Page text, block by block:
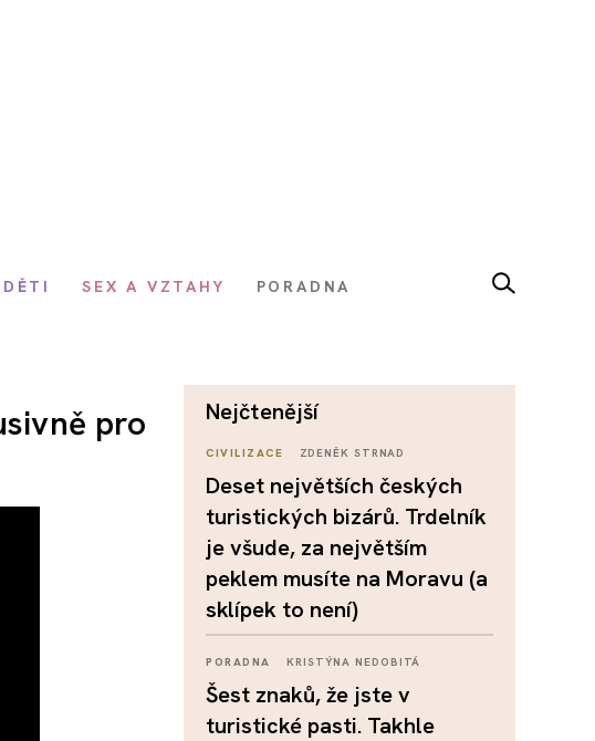
SEX A VZTAHY PORADNA
pro
nejčtenější
CIVILIZACE ZDENĚK STRNAD
Deset největších českých
turistických bizárů. Trdelník
je všude, za největším
peklem musíte na Moravu (a
sklípek to není)
PORADNA KRISTÝNA NEDOBITÁ
Šest znaků, že jste v
turistické pasti. Takhle